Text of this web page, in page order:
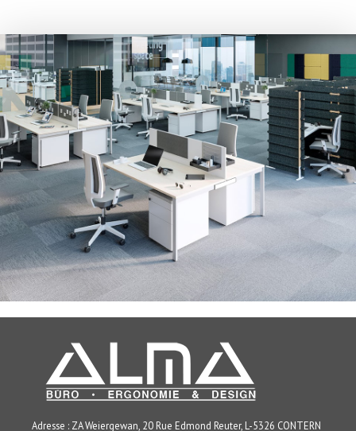
Adresse : ZA Weiergewan, 20 Rue Edmond Reuter, L-5326 CONTERN